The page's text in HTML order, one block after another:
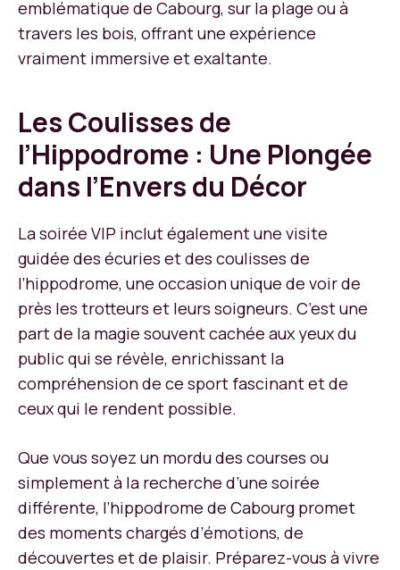
emblématique de Cabourg, sur la plage ou à
travers les bois, offrant une expérience
vraiment immersive et exaltante.
Les Coulisses de
l’Hippodrome : Une Plongée
dans l’Envers du Décor
La soirée VIP inclut également une visite
guidée des écuries et des coulisses de
l’hippodrome, une occasion unique de voir de
près les trotteurs et leurs soigneurs. C’est une
part de la magie souvent cachée aux yeux du
public qui se révèle, enrichissant la
compréhension de ce sport fascinant et de
ceux qui le rendent possible.
Que vous soyez un mordu des courses ou
simplement à la recherche d’une soirée
différente, l’hippodrome de Cabourg promet
des moments chargés d’émotions, de
découvertes et de plaisir. Préparez-vous à vivre